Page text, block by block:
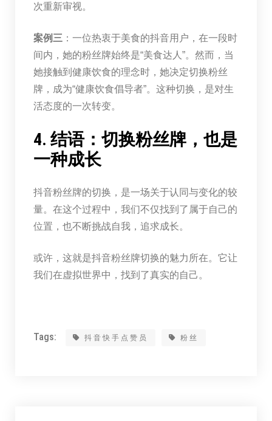
次重新审视。
案例三 ：一位热衷于美食的抖音用户，在一段时
间内，她的粉丝牌始终是“美食达人”。然而，当
她接触到健康饮食的理念时，她决定切换粉丝
牌，成为“健康饮食倡导者”。这种切换，是对生
活态度的一次转变。
4. 结语：切换粉丝牌，也是
一种成长
抖音粉丝牌的切换，是一场关于认同与变化的较
量。在这个过程中，我们不仅找到了属于自己的
位置，也不断挑战自我，追求成长。
或许，这就是抖音粉丝牌切换的魅力所在。它让
我们在虚拟世界中，找到了真实的自己。
Tags: 抖音快手点赞员 粉丝